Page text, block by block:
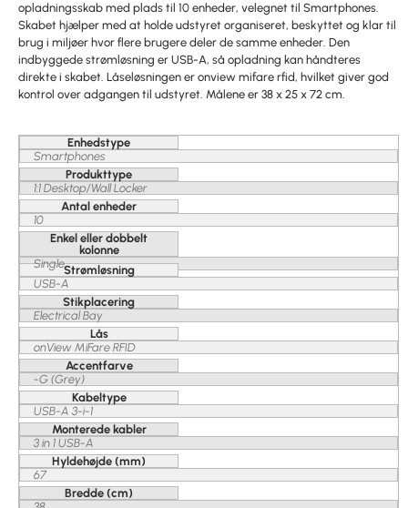
opladningsskab med plads til 10 enheder, velegnet til Smartphones.
Skabet hjælper med at holde udstyret organiseret, beskyttet og klar til
brug i miljøer hvor flere brugere deler de samme enheder. Den
indbyggede strømløsning er USB-A, så opladning kan håndteres
direkte i skabet. Låseløsningen er onview mifare rfid, hvilket giver god
kontrol over adgangen til udstyret. Målene er 38 x 25 x 72 cm.
Enhedstype
Smartphones
Produkttype
1:1 Desktop/Wall Locker
Antal enheder
10
Enkel eller dobbelt
kolonne
SingleStrømløsning
USB-A
Stikplacering
Electrical Bay
Lås
onView MiFare RFID
Accentfarve
-G (Grey)
Kabeltype
USB-A 3-i-1
Monterede kabler
3 in 1 USB-A
Hyldehøjde (mm)
67
Bredde (cm)